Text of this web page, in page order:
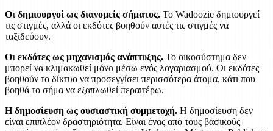
Οι δημιουργοί ως διανομείς σήματος. Το Wadoozie δημιουργεί
τις στιγμές, αλλά οι εκδότες βοηθούν αυτές τις στιγμές να
ταξιδεύουν.
Οι εκδότες ως μηχανισμός ανάπτυξης. Το οικοσύστημα δεν
μπορεί να κλιμακωθεί μόνο μέσω ενός λογαριασμού. Οι εκδότες
βοηθούν το δίκτυο να προσεγγίσει περισσότερα άτομα, κάτι που
βοηθά το σήμα να εξαπλωθεί περαιτέρω.
Η δημοσίευση ως ουσιαστική συμμετοχή. Η δημοσίευση δεν
είναι επιπλέον δραστηριότητα. Είναι ένας από τους βασικούς